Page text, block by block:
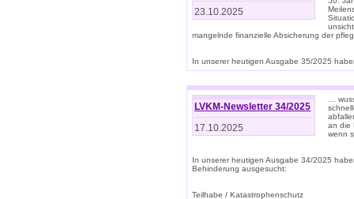
23.10.2025
mangelnde finanzielle Absicherung der
In unserer heutigen Ausgabe 35/2025
LVKM-Newsletter 34/2025
17.10.2025
…
an die
wenn
In unserer heutigen Ausgabe 34/2025
Behinderung ausgesucht:
Teilhabe / Katastrophenschutz